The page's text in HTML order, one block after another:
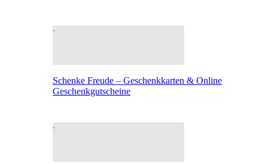
Schenke Freude – Geschenkkarten & Online
Geschenkgutscheine